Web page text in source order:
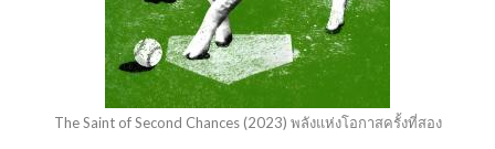
The Saint of Second Chances (2023) พลังแห่งโอกาสครั้งที่สอง